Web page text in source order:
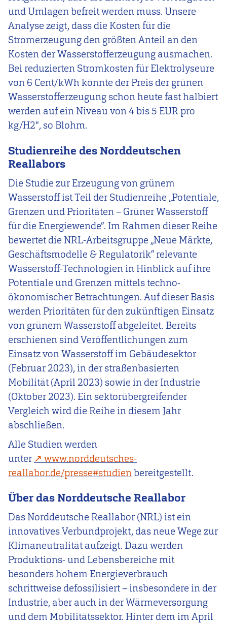
und Umlagen befreit werden muss. Unsere
Analyse zeigt, dass die Kosten für die
Stromerzeugung den größten Anteil an den
Kosten der Wasserstofferzeugung ausmachen.
Bei reduzierten Stromkosten für Elektrolyseure
von 6 Cent/kWh könnte der Preis der grünen
Wasserstofferzeugung schon heute fast halbiert
werden auf ein Niveau von 4 bis 5 EUR pro
kg/H2", so Blohm.
Studienreihe des Norddeutschen
Reallabors
Die Studie zur Erzeugung von grünem
Wasserstoff ist Teil der Studienreihe „Potentiale,
Grenzen und Prioritäten – Grüner Wasserstoff
für die Energiewende”. Im Rahmen dieser Reihe
bewertet die NRL-Arbeitsgruppe „Neue Märkte,
Geschäftsmodelle & Regulatorik“ relevante
Wasserstoff-Technologien in Hinblick auf ihre
Potentiale und Grenzen mittels techno-
ökonomischer Betrachtungen. Auf dieser Basis
werden Prioritäten für den zukünftigen Einsatz
von grünem Wasserstoff abgeleitet. Bereits
erschienen sind Veröffentlichungen zum
Einsatz von Wasserstoff im Gebäudesektor
(Februar 2023), in der straßenbasierten
Mobilität (April 2023) sowie in der Industrie
(Oktober 2023). Ein sektorübergreifender
Vergleich wird die Reihe in diesem Jahr
abschließen.
Alle Studien werden
unter
www.norddeutsches-
reallabor.de/presse#studienbereitgestellt.
Über das Norddeutsche Reallabor
Das Norddeutsche Reallabor (NRL) ist ein
innovatives Verbundprojekt, das neue Wege zur
Klimaneutralität aufzeigt. Dazu werden
Produktions- und Lebensbereiche mit
besonders hohem Energieverbrauch
schrittweise defossilisiert – insbesondere in der
Industrie, aber auch in der Wärmeversorgung
und dem Mobilitätssektor. Hinter dem im April